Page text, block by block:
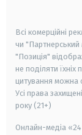
Всі комерційні
чи "Партнерський
"Позиція"
не поділяти
цитування можна
Усі права
року (21+)
Онлайн-медіа